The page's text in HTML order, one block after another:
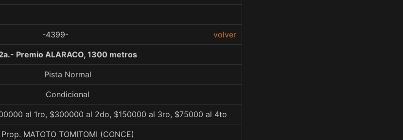
-4399- volver
Premio ALARACO, 1300 metros
Pista Normal
Condicional
al 1ro, $300000 al 2do, $150000 al 3ro, $75000 al 4to
Prop. MATOTO TOMITOMI (CONCE)